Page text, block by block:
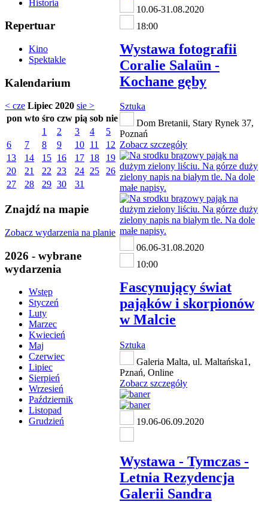
Historia
Repertuar
Kino
Spektakle
Kalendarium
< cze Lipiec 2020 sie >
pon wto śro czw pią sob nie
1
2 3 4
5
6
7 8 9 10 11
12
13
14 15 16 17 18
19
20
21 22 23 24 25
26
27
28 29 30 31
Znajdź na mapie
Zobacz wydarzenia na planie
2026 - wybrane
wydarzenia
Wstęp
Styczeń
Luty
Marzec
Kwiecień
Maj
Czerwiec
Lipiec
Sierpień
Wrzesień
Październik
Listopad
Grudzień
10.06-31.08.2020
18:00
Wystawa fotografii
Coralie Salaün -
Kochane gęby
Sztuka
Dom Bretanii, Stary Rynek 37,
Poznań
Zobacz szczegóły
06.06-31.08.2020
10:00
Fascynujący świat
pająków i skorpionów
w Malcie
Sztuka
Galeria Malta, ul. Maltańska1,
Pznań, Online
Zobacz szczegóły
19.06-06.09.2020
Wystawa - Tymczas -
Letnia Rezydencja
Galerii Sandra